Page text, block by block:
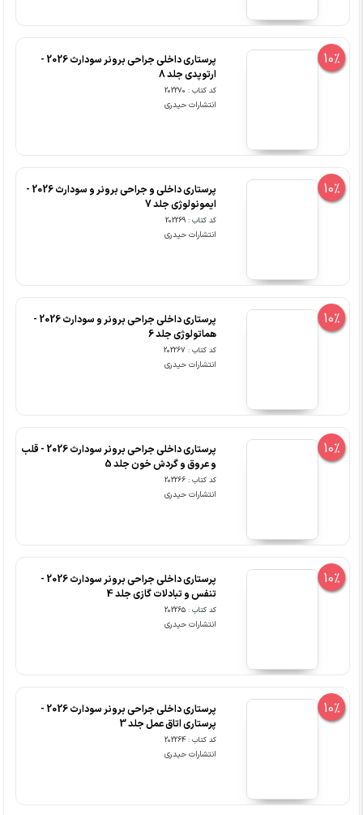
10%
پرستاری داخلی جراحی برونر سودارث 2026 -
ارتوپدی جلد 8
کد کتاب : 202270
انتشارات حیدری
10%
پرستاری داخلی و جراحی برونر و سودارث 2026 -
ایمونولوژی جلد 7
کد کتاب : 202269
انتشارات حیدری
10%
پرستاری داخلی جراحی برونر و سودارث 2026 -
هماتولوژی جلد 6
کد کتاب : 202267
انتشارات حیدری
10%
پرستاری داخلی جراحی برونر سودارث 2026 - قلب
و عروق و گردش خون جلد 5
کد کتاب : 202266
انتشارات حیدری
10%
پرستاری داخلی جراحی برونر سودارث 2026 -
تنفس و تبادلات گازی جلد 4
کد کتاب : 202265
انتشارات حیدری
10%
پرستاری داخلی جراحی برونر سودارث 2026 -
پرستاری اتاق عمل جلد 3
کد کتاب : 202264
انتشارات حیدری